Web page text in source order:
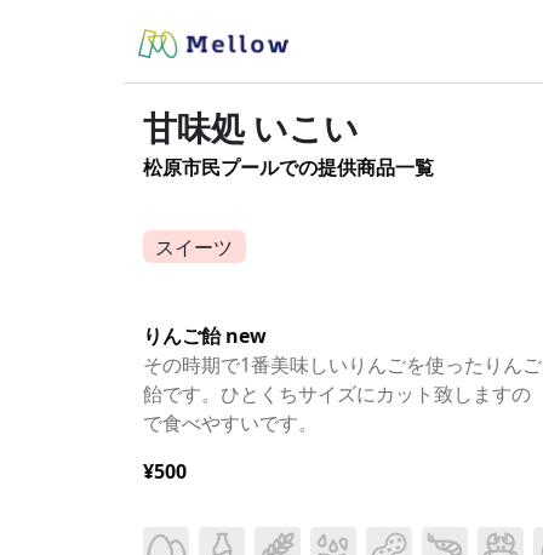
甘味処 いこい
松原市民プールでの提供商品一覧
スイーツ
りんご飴 new
その時期で1番美味しいりんごを使ったりんご
飴です。ひとくちサイズにカット致しますの
で食べやすいです。
¥500